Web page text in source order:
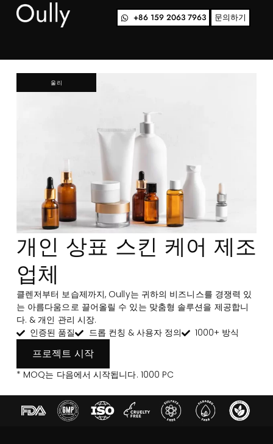
+86 159 2063 7963 문의하기
개인 상표 스킨 케어 제조
업체
클렌저부터 보습제까지, Oully는 귀하의 비즈니스를 경쟁력 있
는 아름다움으로 끌어올릴 수 있는 맞춤형 솔루션을 제공합니
다. & 개인 관리 시장.
인증된 품질
드롭 컨칭 & 사용자 정의 1000+ 방식
프로젝트 시작
* MOQ는 다음에서 시작됩니다. 1000 PC
울리